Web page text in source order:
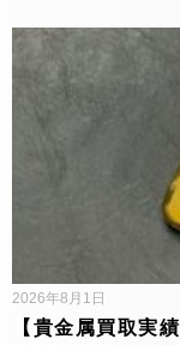
【貴金属買取実
2026年8月1日